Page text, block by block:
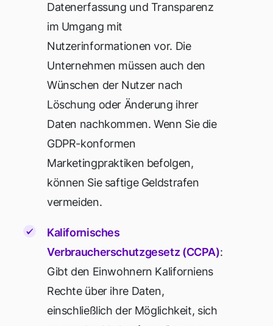
Datenerfassung und Transparenz
im Umgang mit
Nutzerinformationen vor. Die
Unternehmen müssen auch den
Wünschen der Nutzer nach
Löschung oder Änderung ihrer
Daten nachkommen. Wenn Sie die
GDPR-konformen
Marketingpraktiken befolgen,
können Sie saftige Geldstrafen
vermeiden.
Kalifornisches
Verbraucherschutzgesetz (CCPA):
Gibt den Einwohnern Kaliforniens
Rechte über ihre Daten,
einschließlich der Möglichkeit, sich